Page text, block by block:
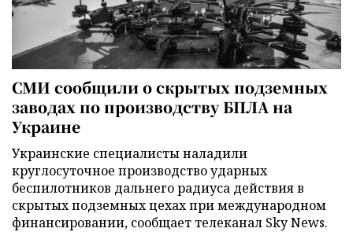
СМИ сообщили о скрытых подземных
заводах по производству БПЛА на
Украине
Украинские специалисты наладили
круглосуточное производство ударных
беспилотников дальнего радиуса действия в
скрытых подземных цехах при международном
финансировании, сообщает телеканал Sky News.